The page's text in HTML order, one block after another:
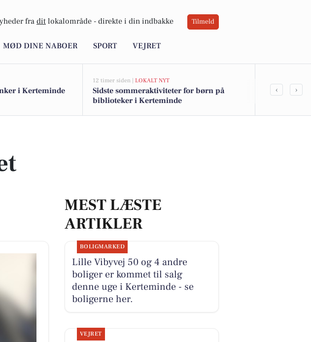
fra dit lokalområde - direkte i din indbakke Tilmeld
MØD DINE NABOER SPORT VEJRET
i Kerteminde
12 timer siden | LOKALT NYT
Sidste sommeraktiviteter for børn på
biblioteker i Kerteminde
‹ ›
MEST LÆSTE
ARTIKLER
BOLIGMARKED
Lille Vibyvej 50 og 4 andre
boliger er kommet til salg
denne uge i Kerteminde - se
boligerne her.
VEJRET